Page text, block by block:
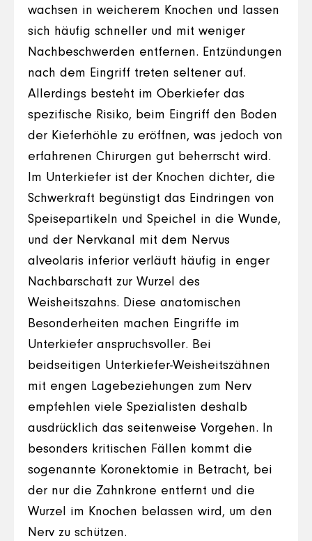
wachsen in weicherem Knochen und lassen
sich häufig schneller und mit weniger
Nachbeschwerden entfernen. Entzündungen
nach dem Eingriff treten seltener auf.
Allerdings besteht im Oberkiefer das
spezifische Risiko, beim Eingriff den Boden
der Kieferhöhle zu eröffnen, was jedoch von
erfahrenen Chirurgen gut beherrscht wird.
Im Unterkiefer ist der Knochen dichter, die
Schwerkraft begünstigt das Eindringen von
Speisepartikeln und Speichel in die Wunde,
und der Nervkanal mit dem Nervus
alveolaris inferior verläuft häufig in enger
Nachbarschaft zur Wurzel des
Weisheitszahns. Diese anatomischen
Besonderheiten machen Eingriffe im
Unterkiefer anspruchsvoller. Bei
beidseitigen Unterkiefer-Weisheitszähnen
mit engen Lagebeziehungen zum Nerv
empfehlen viele Spezialisten deshalb
ausdrücklich das seitenweise Vorgehen. In
besonders kritischen Fällen kommt die
sogenannte Koronektomie in Betracht, bei
der nur die Zahnkrone entfernt und die
Wurzel im Knochen belassen wird, um den
Nerv zu schützen.